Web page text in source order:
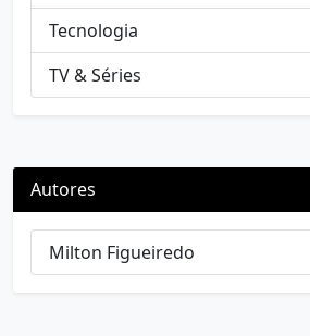
Tecnologia
TV & Séries
Autores
Milton Figueiredo